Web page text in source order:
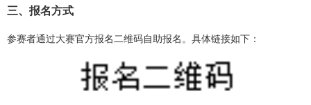
三、报名方式
参赛者通过大赛官方报名二维码自助报名。具体链接如下：